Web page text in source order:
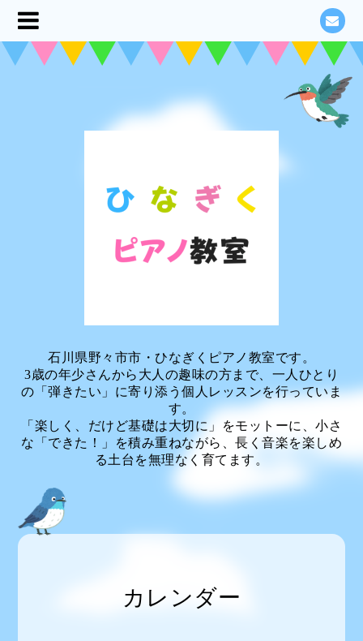
石川県野々市市・ひなぎくピアノ教室です。
3歳の年少さんから大人の趣味の方まで、一人ひとり
の「弾きたい」に寄り添う個人レッスンを行っていま
す。
「楽しく、だけど基礎は大切に」をモットーに、小さ
な「できた！」を積み重ねながら、長く音楽を楽しめ
る土台を無理なく育てます。
カレンダー